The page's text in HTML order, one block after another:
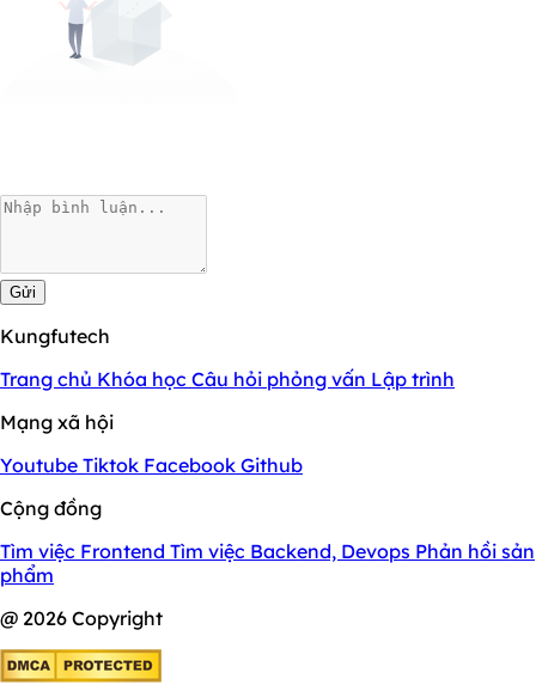
Gửi
Kungfutech
Trang chủ Khóa học Câu hỏi phỏng vấn Lập trình
Mạng xã hội
Youtube Tiktok Facebook Github
Cộng đồng
Tìm việc Frontend Tìm việc Backend, Devops Phản hồi sản
phẩm
@ 2026 Copyright